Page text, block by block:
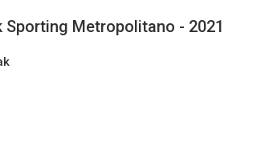
Sporting Metropolitano - 2021